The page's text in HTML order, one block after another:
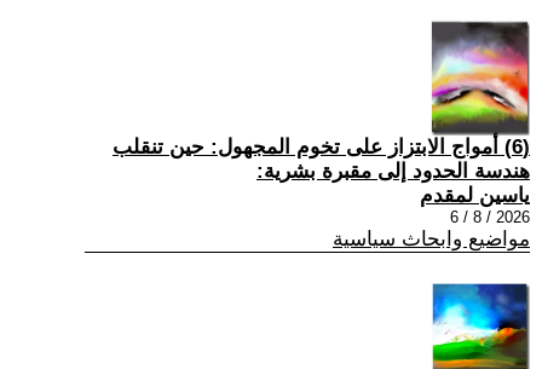
(6) أمواج الابتزاز على تخوم المجهول: حين تنقلب
هندسة الحدود إلى مقبرة بشرية:
ياسين لمقدم
2026 / 8 / 6
مواضيع وابحاث سياسية